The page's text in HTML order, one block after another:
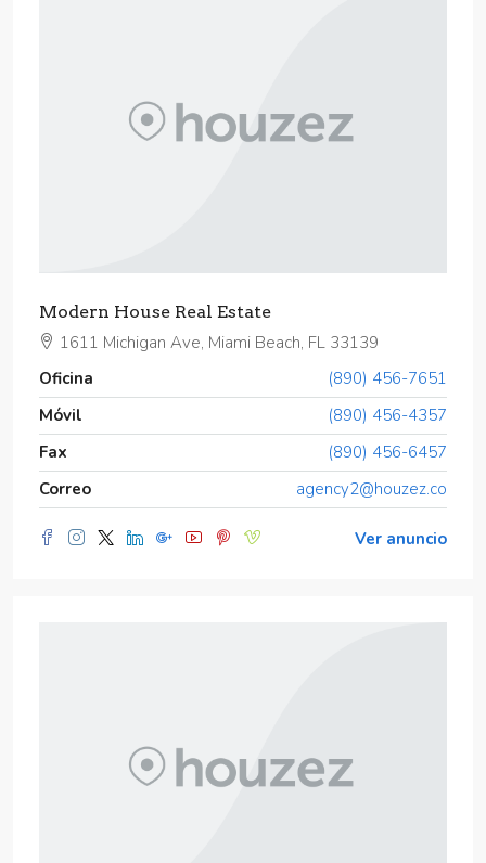
Modern House Real Estate
1611 Michigan Ave, Miami Beach, FL 33139
Oficina
(890) 456-7651
Móvil
(890) 456-4357
Fax
(890) 456-6457
Correo
agency2@houzez.co
Ver anuncio